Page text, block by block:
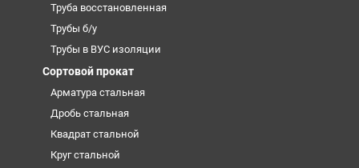
Труба восстановленная
Трубы б/у
Трубы в ВУС изоляции
Сортовой прокат
Арматура стальная
Дробь стальная
Квадрат стальной
Круг стальной